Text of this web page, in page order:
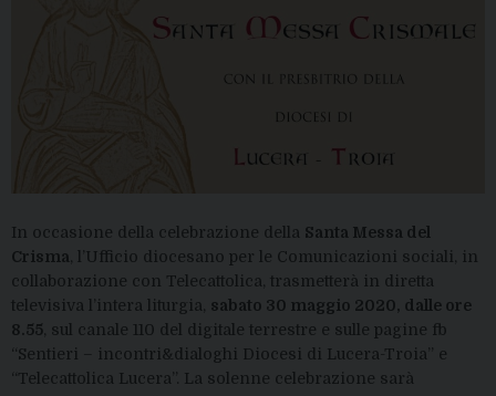
In occasione della celebrazione della Santa Messa del
Crisma , l’Ufficio diocesano per le Comunicazioni sociali, in
collaborazione con Telecattolica, trasmetterà in diretta
televisiva l’intera liturgia, sabato 30 maggio 2020, dalle ore
8.55 , sul canale 110 del digitale terrestre e sulle pagine fb
“Sentieri – incontri&dialoghi Diocesi di Lucera-Troia” e
“Telecattolica Lucera”. La solenne celebrazione sarà